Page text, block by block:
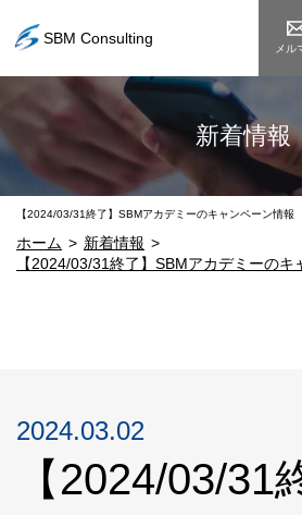
SBM Consulting
メル
新着情報
ホーム
新着情報
【2024/03/31終了】SBMアカデミーのキ
【2024/03/31終了】SBMアカデミーのキャンペーン情報
2024.03.02
【2024/03/31